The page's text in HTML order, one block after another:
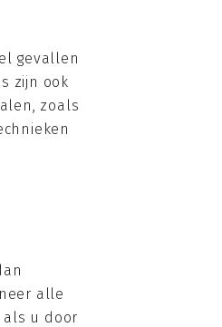
gevallen
zijn ook
zoals
alle
u door